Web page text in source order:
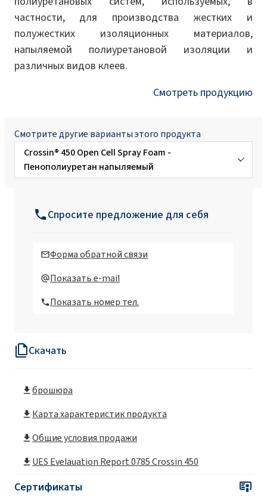
Скачать
брошюра
Карта характеристик продукта
Общие условия продажи
UES Evelauation Report 0785 Crossin 450
Сертификаты
частности, для производства жестких и
полужестких изоляционных материалов,
напыляемой полиуретановой изоляции и
различных видов клеев.
Смотреть продукцию
Смотрите другие варианты этого продукта
Crossin® 450 Open Cell Spray Foam -
Пенополиуретан напыляемый
Спросите предложение для себя
Форма обратной связи
Показать e-mail
Показать номер тел.